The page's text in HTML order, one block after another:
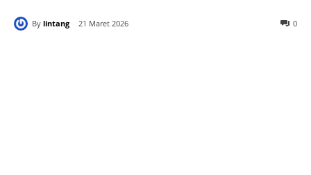
By lintang 21 Maret 2026 0